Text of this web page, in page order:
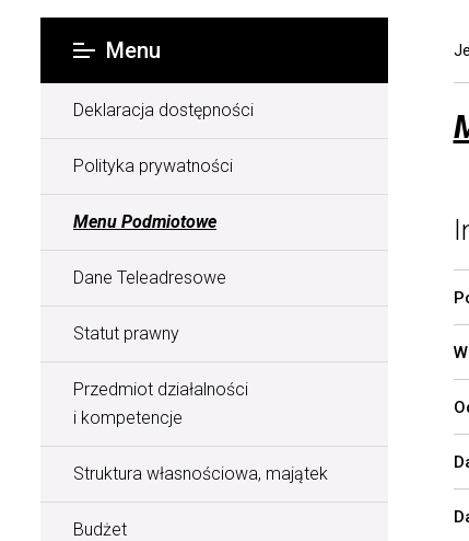
Menu
Deklaracja dostępności
Polityka prywatności
Menu Podmiotowe
Dane Teleadresowe
Statut prawny
Przedmiot działalności
i kompetencje
Struktura własnościowa, majątek
Budżet